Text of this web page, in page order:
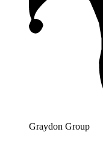
Graydon Group